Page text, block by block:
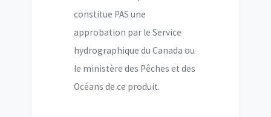
constitue PAS une
approbation par le Service
hydrographique du Canada ou
le ministère des Pêches et des
Océans de ce produit.